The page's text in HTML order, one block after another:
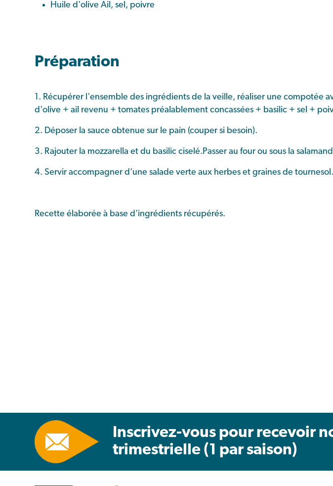
Huile d'olive Ail, sel, poivre
Préparation
1. Récupérer l'ensemble des ingrédients de la veille, réaliser une compotée
d'olive + ail revenu + tomates préalablement concassées + basilic + sel +
2. Déposer la sauce obtenue sur le pain (couper si besoin).
3. Rajouter la mozzarella et du basilic ciselé.Passer au four ou sous la
4. Servir accompagner d'une salade verte aux herbes et graines de tournesol.
Recette élaborée à base d'ingrédients récupérés.
Inscrivez-vous pour recevoir
trimestrielle (1 par saison)